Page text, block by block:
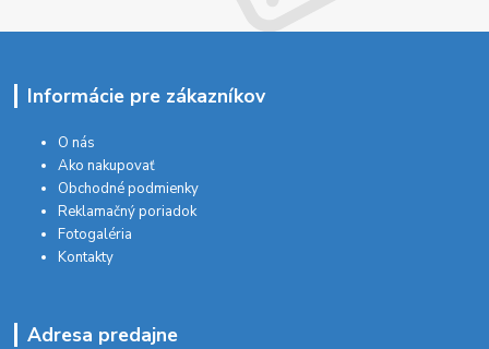
Informácie pre zákazníkov
O nás
Ako nakupovať
Obchodné podmienky
Reklamačný poriadok
Fotogaléria
Kontakty
Adresa predajne